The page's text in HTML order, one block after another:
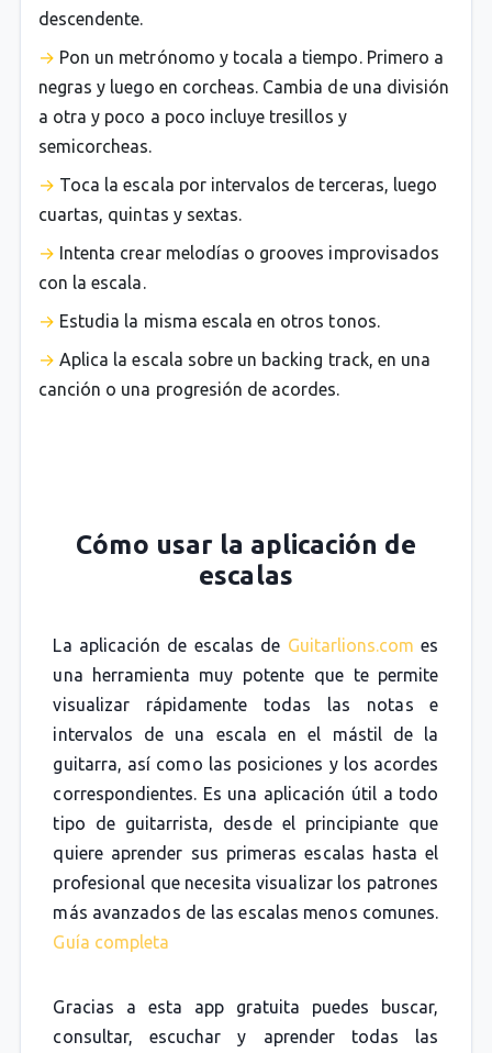
descendente.
Pon un metrónomo y tocala a tiempo. Primero a
negras y luego en corcheas. Cambia de una división
a otra y poco a poco incluye tresillos y
semicorcheas.
Toca la escala por intervalos de terceras, luego
cuartas, quintas y sextas.
Intenta crear melodías o grooves improvisados
con la escala.
Estudia la misma escala en otros tonos.
Aplica la escala sobre un backing track, en una
canción o una progresión de acordes.
Cómo usar la aplicación de
escalas
La aplicación de escalas de Guitarlions.com es
una herramienta muy potente que te permite
visualizar rápidamente todas las notas e
intervalos de una escala en el mástil de la
guitarra, así como las posiciones y los acordes
correspondientes. Es una aplicación útil a todo
tipo de guitarrista, desde el principiante que
quiere aprender sus primeras escalas hasta el
profesional que necesita visualizar los patrones
más avanzados de las escalas menos comunes.
Guía completa
Gracias a esta app gratuita puedes buscar,
consultar, escuchar y aprender todas las